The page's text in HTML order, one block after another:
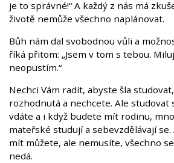
je to správné!“ A každý z nás má
životě nemůže všechno naplánovat.
Bůh nám dal svobodnou vůli a
říká přitom: „Jsem v tom s tebou.
neopustím.“
Nechci Vám radit, abyste šla
rozhodnutá a nechcete. Ale studovat
vdáte a i když budete mít rodinu,
mateřské studují a sebevzdělávají
mít můžete, ale nemusíte, všechno
nedá.